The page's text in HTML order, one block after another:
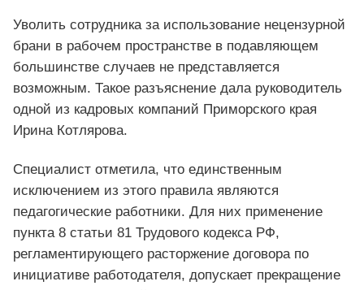
Уволить сотрудника за использование нецензурной
брани в рабочем пространстве в подавляющем
большинстве случаев не представляется
возможным. Такое разъяснение дала руководитель
одной из кадровых компаний Приморского края
Ирина Котлярова.
Специалист отметила, что единственным
исключением из этого правила являются
педагогические работники. Для них применение
пункта 8 статьи 81 Трудового кодекса РФ,
регламентирующего расторжение договора по
инициативе работодателя, допускает прекращение